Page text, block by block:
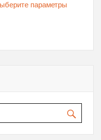
параметры
выбрать